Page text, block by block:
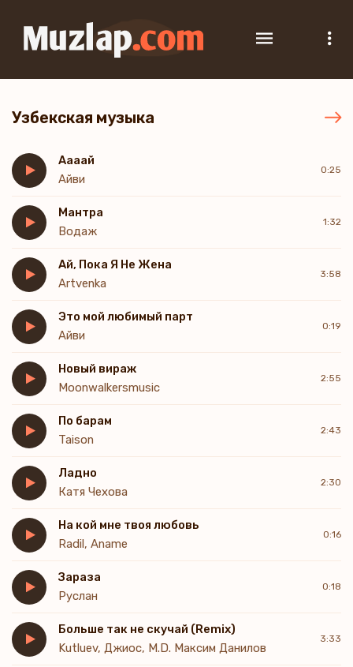
Узбекская музыка
Аааай
Айви
0:25
Мантра
Водаж
1:32
Ай, Пока Я Не Жена
Artvenka
3:58
Это мой любимый парт
Айви
0:19
Новый вираж
Moonwalkersmusic
2:55
По барам
Taison
2:43
Ладно
Катя Чехова
2:30
На кой мне твоя любовь
Radil, Aname
0:16
Зараза
Руслан
0:18
Больше так не скучай (Remix)
Kutluev, Джиос, M.D. Максим Данилов
3:33